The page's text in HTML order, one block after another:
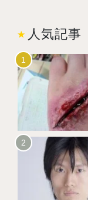
人気記事